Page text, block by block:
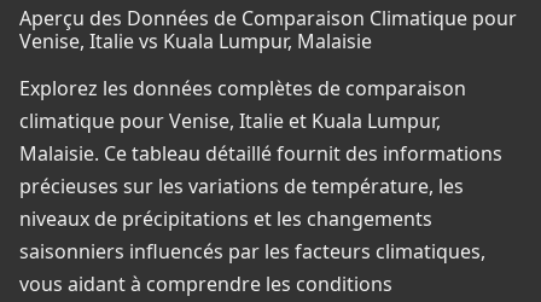
Aperçu des Données de Comparaison Climatique pour
Venise, Italie vs Kuala Lumpur, Malaisie
Explorez les données complètes de comparaison
climatique pour Venise, Italie et Kuala Lumpur,
Malaisie. Ce tableau détaillé fournit des informations
précieuses sur les variations de température, les
niveaux de précipitations et les changements
saisonniers influencés par les facteurs climatiques,
vous aidant à comprendre les conditions